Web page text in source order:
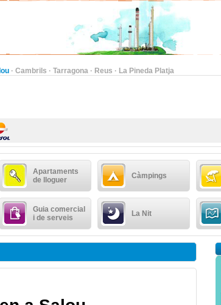
· Cambrils · Tarragona · Reus · La Pineda Platja
Apartaments
de lloguer
Càmpings
Guia comercial
i de serveis
La Nit